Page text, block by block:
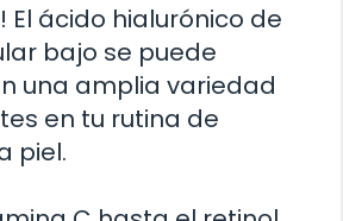
El ácido hialurónico de
bajo se puede
una amplia variedad
en tu rutina de
piel.